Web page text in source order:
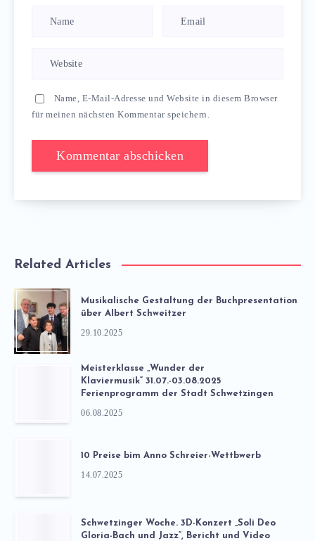
Name, E-Mail-Adresse und Website in diesem Browser
für meinen nächsten Kommentar speichern.
Related Articles
Musikalische Gestaltung der Buchpresentation
über Albert Schweitzer
29.10.2025
Meisterklasse „Wunder der
Klaviermusik“ 31.07.-03.08.2025
Ferienprogramm der Stadt Schwetzingen
06.08.2025
10 Preise bim Anno Schreier-Wettbwerb
14.07.2025
Schwetzinger Woche. 3D-Konzert „Soli Deo
Gloria-Bach und Jazz“, Bericht und Video